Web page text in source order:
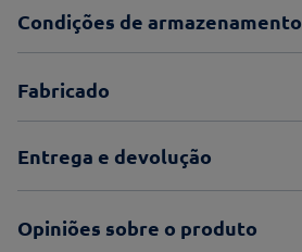
Condições de armazenamento
Fabricado
Entrega e devolução
Opiniões sobre o produto